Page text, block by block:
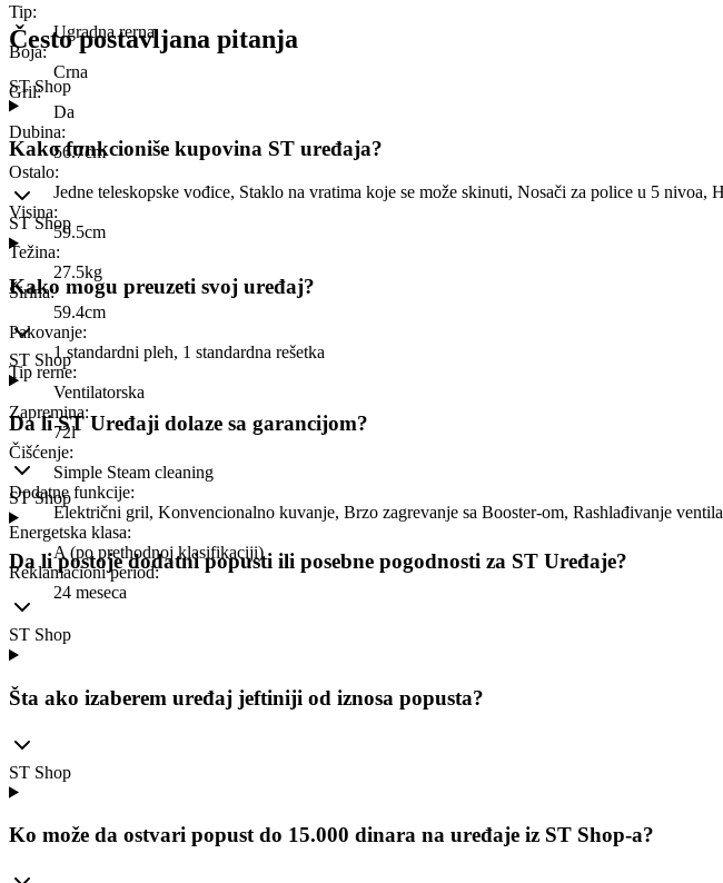
Tip:
Ugradna rerna
Boja:
Crna
Gril:
Da
Dubina:
56.7cm
Ostalo:
Jedne teleskopske vođice, Staklo na vratima koje se može skinuti, Nosači za police u 5
Visina:
59.5cm
Težina:
27.5kg
Širina:
59.4cm
Pakovanje:
1 standardni pleh, 1 standardna rešetka
Tip rerne:
Ventilatorska
Zapremina:
72l
Čišćenje:
Simple Steam cleaning
Dodatne funkcije:
Električni gril, Konvencionalno kuvanje, Brzo zagrevanje sa Booster-om, Rashlađivanje
Energetska klasa:
A (po prethodnoj klasifikaciji)
Reklamacioni period:
24 meseca
Često postavljana pitanja
ST Shop
Kako funkcioniše kupovina ST uređaja?
ST Shop
Kako mogu preuzeti svoj uređaj?
ST Shop
Da li ST Uređaji dolaze sa garancijom?
ST Shop
Da li postoje dodatni popusti ili posebne pogodnosti za ST Uređaje?
ST Shop
Šta ako izaberem uređaj jeftiniji od iznosa popusta?
ST Shop
Ko može da ostvari popust do 15.000 dinara na uređaje iz ST Shop-a?